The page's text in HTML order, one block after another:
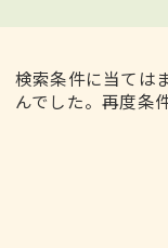
検索条件に当ては
んでした。再度条